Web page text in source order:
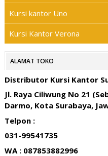
Kursi kantor Uno
Kursi Kantor Verona
ALAMAT TOKO
Distributor Kursi Kantor
Jl. Raya Ciliwung No 21
Darmo, Kota Surabaya,
Telpon :
031-99541735
WA : 087853882996